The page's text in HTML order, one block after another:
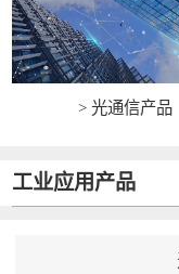
> 光通信产品
工业应用产品